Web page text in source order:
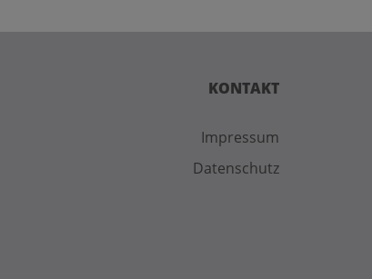
KONTAKT
Impressum
Datenschutz